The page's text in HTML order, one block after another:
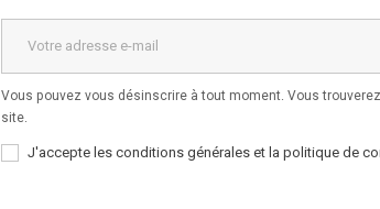
Vous pouvez vous désinscrire à tout moment. Vous
site.
J'accepte les conditions générales et la politique de